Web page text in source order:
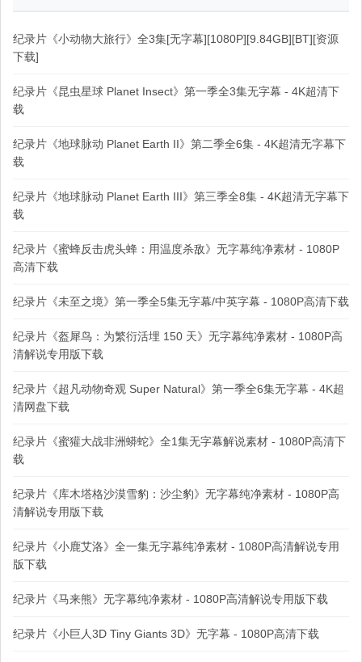
纪录片《小动物大旅行》全3集[无字幕][1080P][9.84GB][BT][资源
下载]
纪录片《昆虫星球 Planet Insect》第一季全3集无字幕 - 4K超清下
载
纪录片《地球脉动 Planet Earth II》第二季全6集 - 4K超清无字幕下
载
纪录片《地球脉动 Planet Earth III》第三季全8集 - 4K超清无字幕下
载
纪录片《蜜蜂反击虎头蜂：用温度杀敌》无字幕纯净素材 - 1080P
高清下载
纪录片《未至之境》第一季全5集无字幕/中英字幕 - 1080P高清下载
纪录片《盔犀鸟：为繁衍活埋 150 天》无字幕纯净素材 - 1080P高
清解说专用版下载
纪录片《超凡动物奇观 Super Natural》第一季全6集无字幕 - 4K超
清网盘下载
纪录片《蜜獾大战非洲蟒蛇》全1集无字幕解说素材 - 1080P高清下
载
纪录片《库木塔格沙漠雪豹：沙尘豹》无字幕纯净素材 - 1080P高
清解说专用版下载
纪录片《小鹿艾洛》全一集无字幕纯净素材 - 1080P高清解说专用
版下载
纪录片《马来熊》无字幕纯净素材 - 1080P高清解说专用版下载
纪录片《小巨人3D Tiny Giants 3D》无字幕 - 1080P高清下载